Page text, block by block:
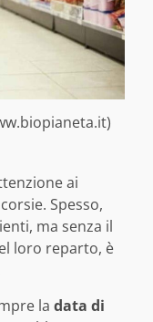
ai
Spesso,
ma senza il
loro reparto, è
la data di